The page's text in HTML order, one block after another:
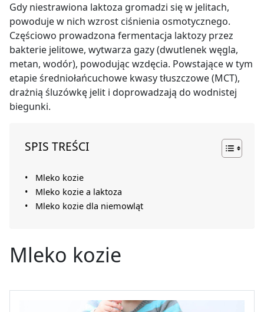
Gdy niestrawiona laktoza gromadzi się w jelitach,
powoduje w nich wzrost ciśnienia osmotycznego.
Częściowo prowadzona fermentacja laktozy przez
bakterie jelitowe, wytwarza gazy (dwutlenek węgla,
metan, wodór), powodując wzdęcia. Powstające w tym
etapie średniołańcuchowe kwasy tłuszczowe (MCT),
drażnią śluzówkę jelit i doprowadzają do wodnistej
biegunki.
SPIS TREŚCI
Mleko kozie
Mleko kozie a laktoza
Mleko kozie dla niemowląt
Mleko kozie